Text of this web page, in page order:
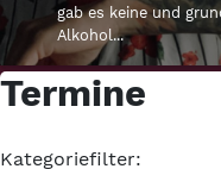
gab es keine und
Alkohol...
Termine
Kategoriefilter: